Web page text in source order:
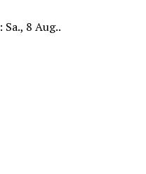
: Sa., 8 Aug..